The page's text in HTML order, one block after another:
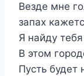
Везде мне
запах
Я найду
В этом
Пусть будет